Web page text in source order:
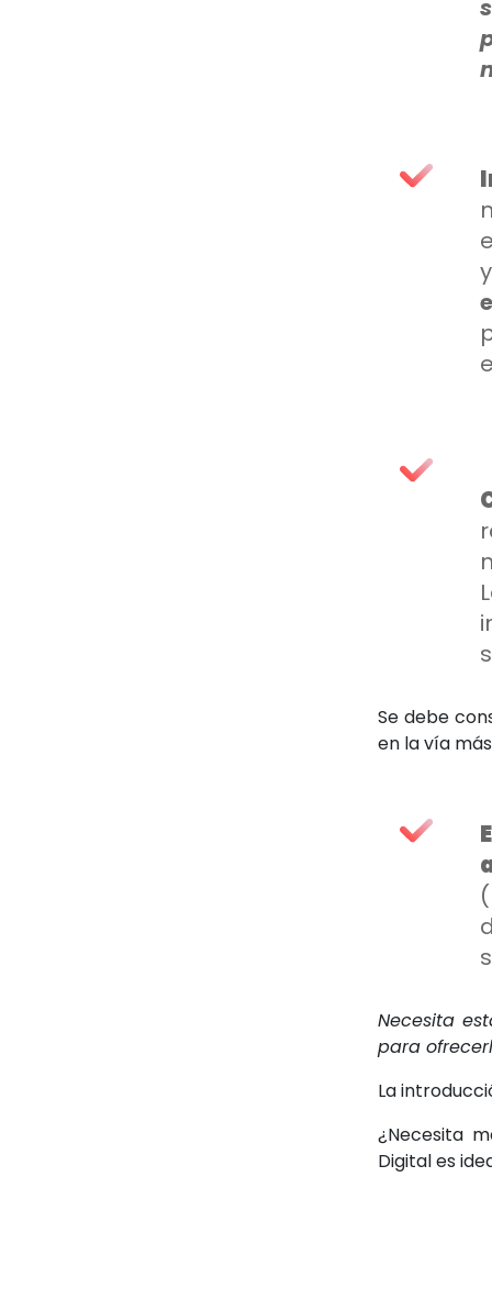
Se debe
en la vía
Necesita
para
La
¿Necesita
Digital es